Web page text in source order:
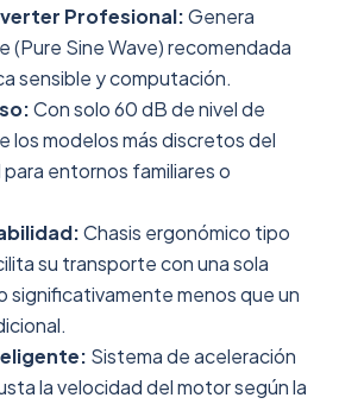
Profesional:Genera
(Pure Sine Wave) recomendada
sensible y computación.
Con solo 60 dB de nivel de
los modelos más discretos del
entornos familiares o
Chasis ergonómico tipo
su transporte con una sola
significativamente menos que un
Sistema de aceleración
la velocidad del motor según la